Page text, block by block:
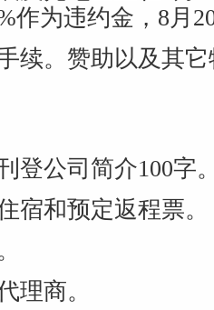
作为违约金，8月
续。赞助以及其
登公司简介100字
宿和预定返程票。
理商。